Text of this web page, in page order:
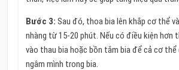
Bước 3: Sau đó, thoa bia lên khắp cơ thể
nhàng từ 15-20 phút. Nếu có điều kiện hơn
vào thau bia hoặc bồn tắm bia để cả cơ
ngâm mình trong bia.